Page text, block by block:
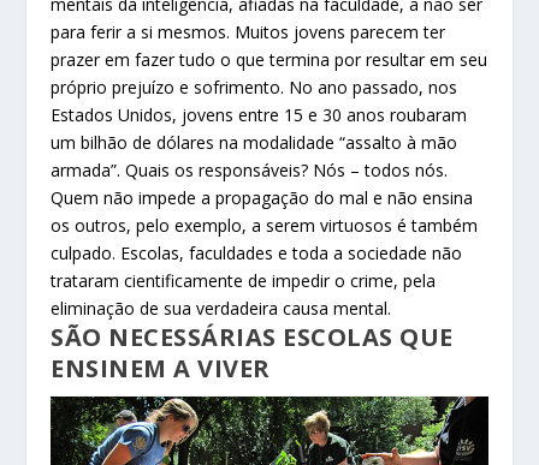
para ferir a si mesmos. Muitos jovens parecem ter
prazer em fazer tudo o que termina por resultar em seu
próprio prejuízo e sofrimento. No ano passado, nos
Estados Unidos, jovens entre 15 e 30 anos roubaram
um bilhão de dólares na modalidade “assalto à mão
armada”. Quais os responsáveis? Nós – todos nós.
Quem não impede a propagação do mal e não ensina
os outros, pelo exemplo, a serem virtuosos é também
culpado. Escolas, faculdades e toda a sociedade não
trataram cientificamente de impedir o crime, pela
eliminação de sua verdadeira causa mental.
SÃO NECESSÁRIAS ESCOLAS QUE
ENSINEM A VIVER